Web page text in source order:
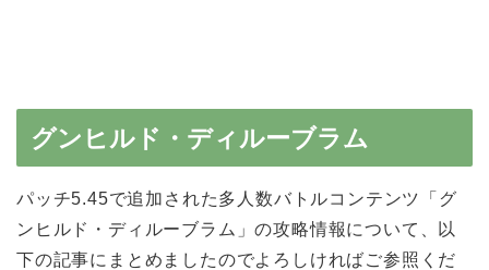
グンヒルド・ディルーブラム
パッチ5.45で追加された多人数バトルコンテンツ「グ
ンヒルド・ディルーブラム」の攻略情報について、以
下の記事にまとめましたのでよろしければご参照くだ